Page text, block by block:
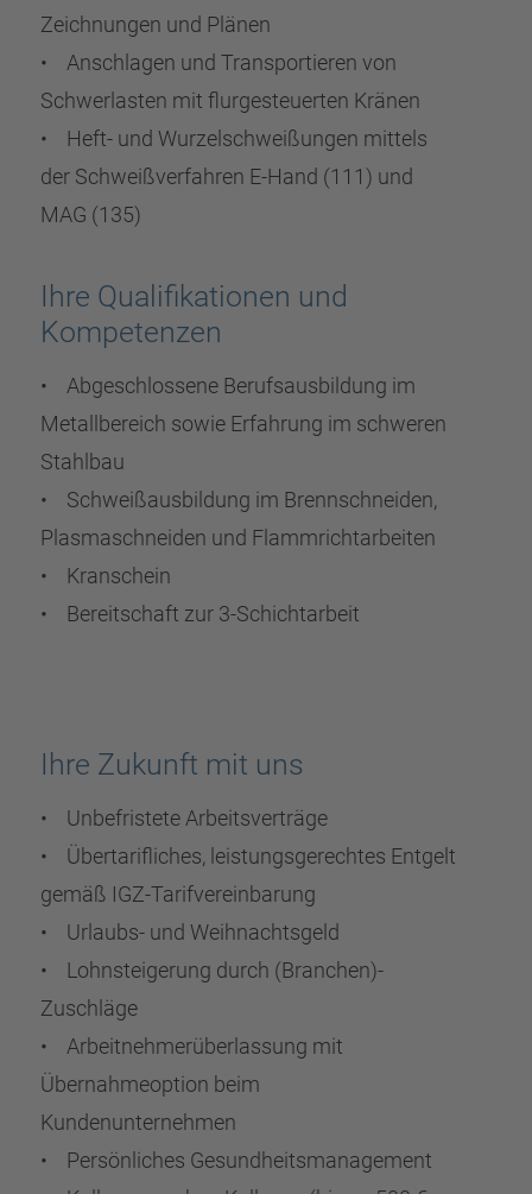
Zeichnungen und Plänen
• Anschlagen und Transportieren von
Schwerlasten mit flurgesteuerten Kränen
• Heft- und Wurzelschweißungen mittels
der Schweißverfahren E-Hand (111) und
MAG (135)
Ihre Qualifikationen und
Kompetenzen
• Abgeschlossene Berufsausbildung im
Metallbereich sowie Erfahrung im schweren
Stahlbau
• Schweißausbildung im Brennschneiden,
Plasmaschneiden und Flammrichtarbeiten
• Kranschein
• Bereitschaft zur 3-Schichtarbeit
Ihre Zukunft mit uns
• Unbefristete Arbeitsverträge
• Übertarifliches, leistungsgerechtes Entgelt
gemäß IGZ-Tarifvereinbarung
• Urlaubs- und Weihnachtsgeld
• Lohnsteigerung durch (Branchen)-
Zuschläge
• Arbeitnehmerüberlassung mit
Übernahmeoption beim
Kundenunternehmen
• Persönliches Gesundheitsmanagement